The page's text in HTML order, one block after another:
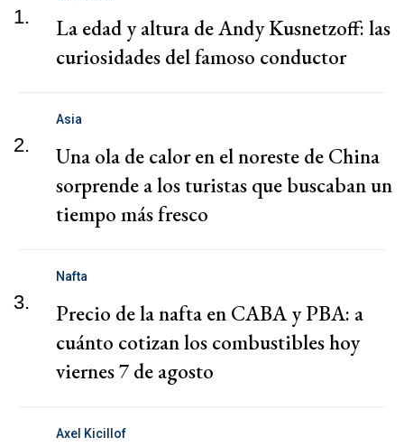
1.
La edad y altura de Andy Kusnetzoff: las
curiosidades del famoso conductor
2.
Asia
Una ola de calor en el noreste de China
sorprende a los turistas que buscaban un
tiempo más fresco
3.
Nafta
Precio de la nafta en CABA y PBA: a
cuánto cotizan los combustibles hoy
viernes 7 de agosto
Axel Kicillof